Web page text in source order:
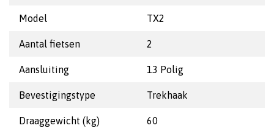
Model TX2
Aantal fietsen 2
Aansluiting 13 Polig
Bevestigingstype Trekhaak
Draaggewicht (kg) 60